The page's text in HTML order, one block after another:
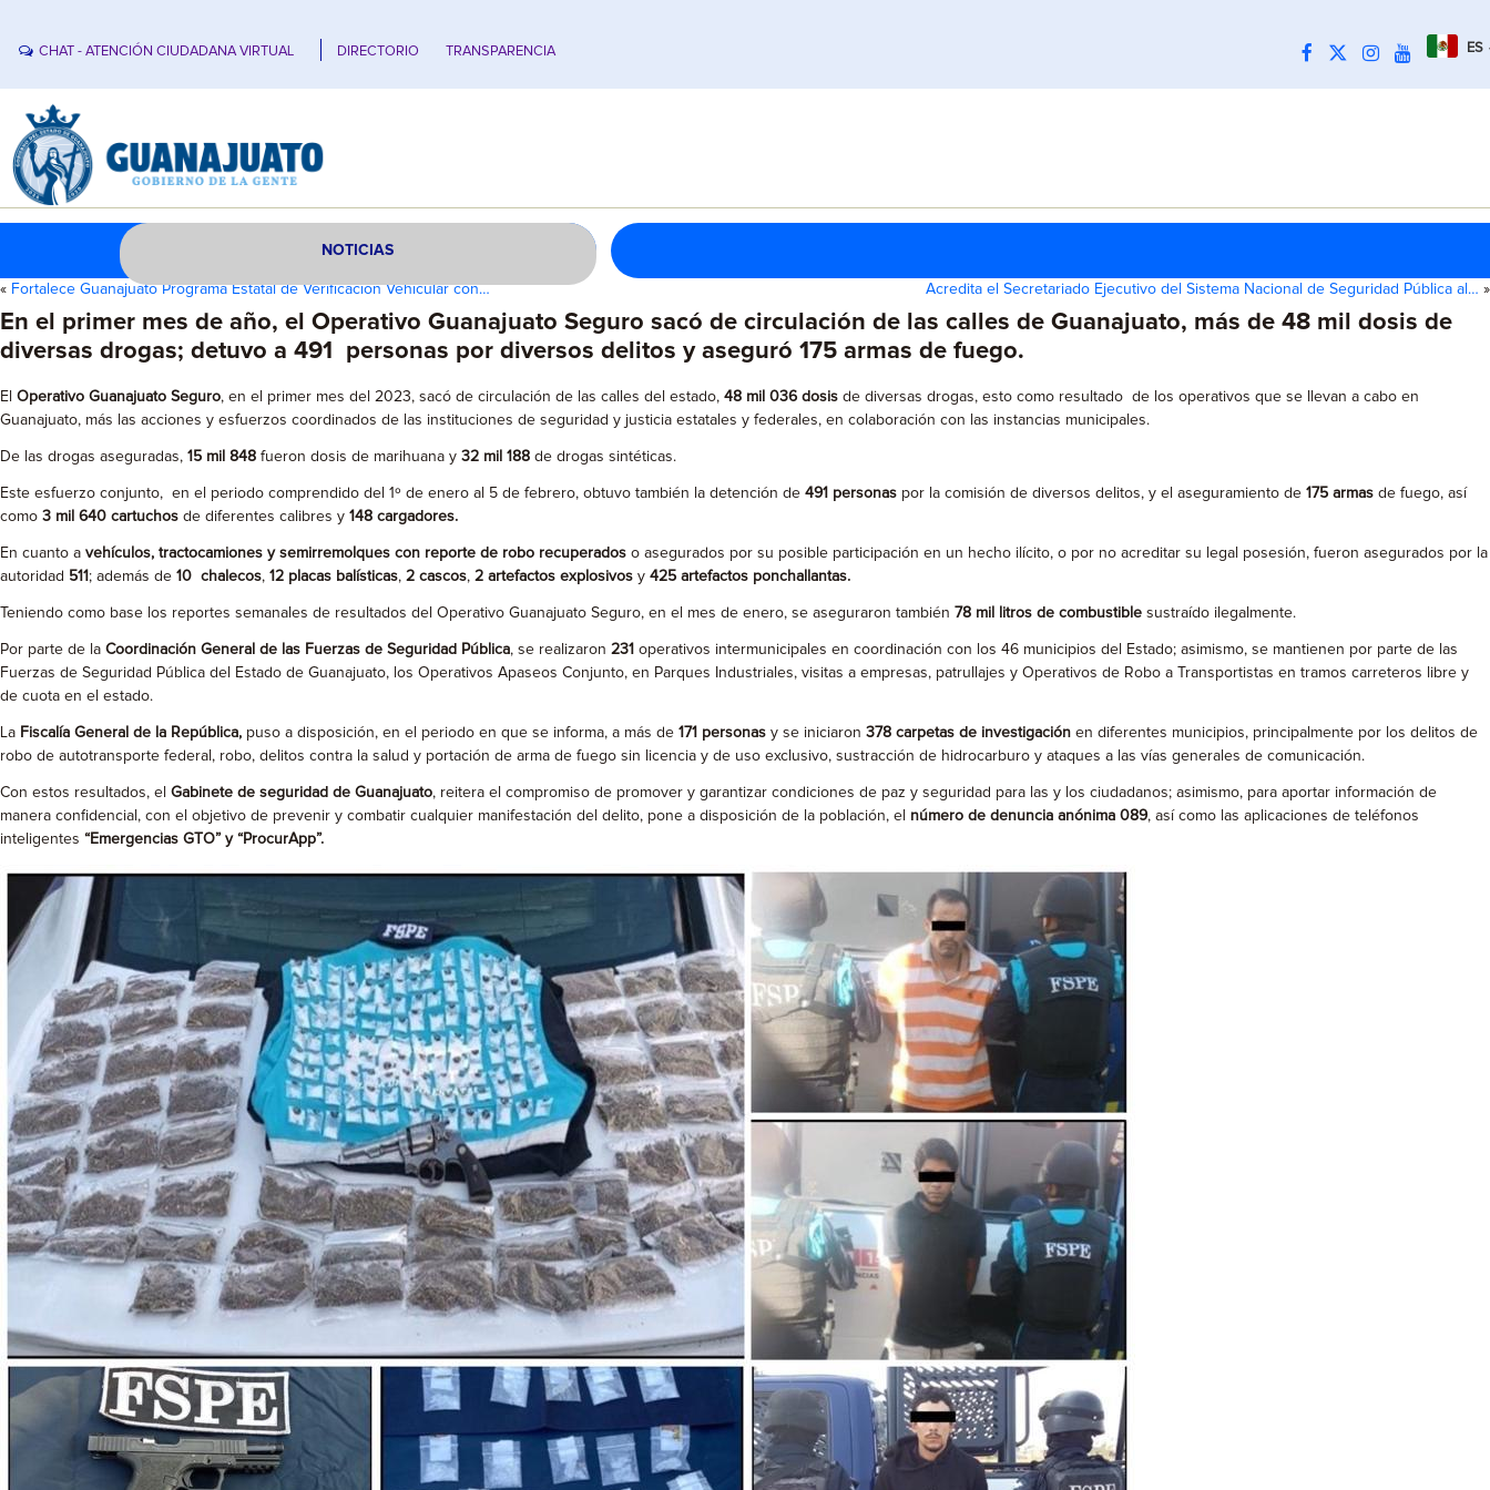
CHAT - ATENCIÓN CIUDADANA VIRTUAL DIRECTORIO TRANSPARENCIA ES
NOTICIAS
« Fortalece Guanajuato Programa Estatal de Verificación Vehicular con… Acredita el Secretariado Ejecutivo del Sistema Nacional de Seguridad Pública al… »
En el primer mes de año, el Operativo Guanajuato Seguro sacó de circulación de las calles de Guanajuato, más de 48 mil dosis de
diversas drogas; detuvo a 491 personas por diversos delitos y aseguró 175 armas de fuego.
El Operativo Guanajuato Seguro, en el primer mes del 2023, sacó de circulación de las calles del estado, 48 mil 036 dosis de diversas drogas, esto como resultado de los operativos que se llevan a cabo en
Guanajuato, más las acciones y esfuerzos coordinados de las instituciones de seguridad y justicia estatales y federales, en colaboración con las instancias municipales.
De las drogas aseguradas, 15 mil 848 fueron dosis de marihuana y 32 mil 188 de drogas sintéticas.
Este esfuerzo conjunto, en el periodo comprendido del 1º de enero al 5 de febrero, obtuvo también la detención de 491 personas por la comisión de diversos delitos, y el aseguramiento de 175 armas de fuego, así
como 3 mil 640 cartuchos de diferentes calibres y 148 cargadores.
En cuanto a vehículos, tractocamiones y semirremolques con reporte de robo recuperados o asegurados por su posible participación en un hecho ilícito, o por no acreditar su legal posesión, fueron asegurados por la
autoridad 511 ; además de 10 chalecos, 12 placas balísticas, 2 cascos, 2 artefactos explosivos y 425 artefactos ponchallantas.
Teniendo como base los reportes semanales de resultados del Operativo Guanajuato Seguro, en el mes de enero, se aseguraron también 78 mil litros de combustible sustraído ilegalmente.
Por parte de la Coordinación General de las Fuerzas de Seguridad Pública, se realizaron 231 operativos intermunicipales en coordinación con los 46 municipios del Estado; asimismo, se mantienen por parte de las
Fuerzas de Seguridad Pública del Estado de Guanajuato, los Operativos Apaseos Conjunto, en Parques Industriales, visitas a empresas, patrullajes y Operativos de Robo a Transportistas en tramos carreteros libre y
de cuota en el estado.
La Fiscalía General de la República, puso a disposición, en el periodo en que se informa, a más de 171 personas y se iniciaron 378 carpetas de investigación en diferentes municipios, principalmente por los delitos de
robo de autotransporte federal, robo, delitos contra la salud y portación de arma de fuego sin licencia y de uso exclusivo, sustracción de hidrocarburo y ataques a las vías generales de comunicación.
Con estos resultados, el Gabinete de seguridad de Guanajuato, reitera el compromiso de promover y garantizar condiciones de paz y seguridad para las y los ciudadanos; asimismo, para aportar información de
manera confidencial, con el objetivo de prevenir y combatir cualquier manifestación del delito, pone a disposición de la población, el número de denuncia anónima 089, así como las aplicaciones de teléfonos
inteligentes “Emergencias GTO” y “ProcurApp”.